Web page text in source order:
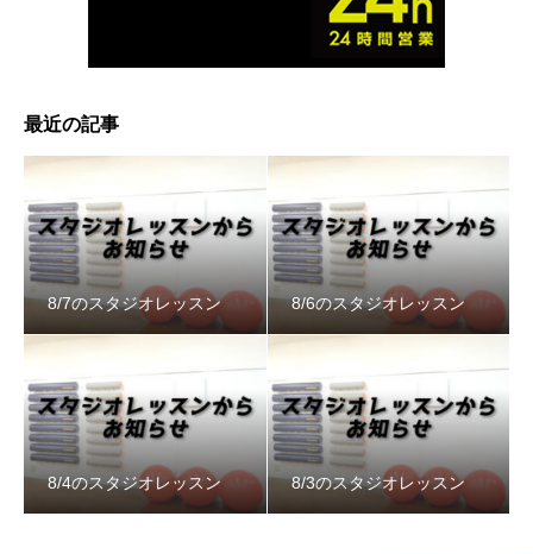
最近の記事
8/7のスタジオレッスン 8/6のスタジオレッスン
8/4のスタジオレッスン 8/3のスタジオレッスン